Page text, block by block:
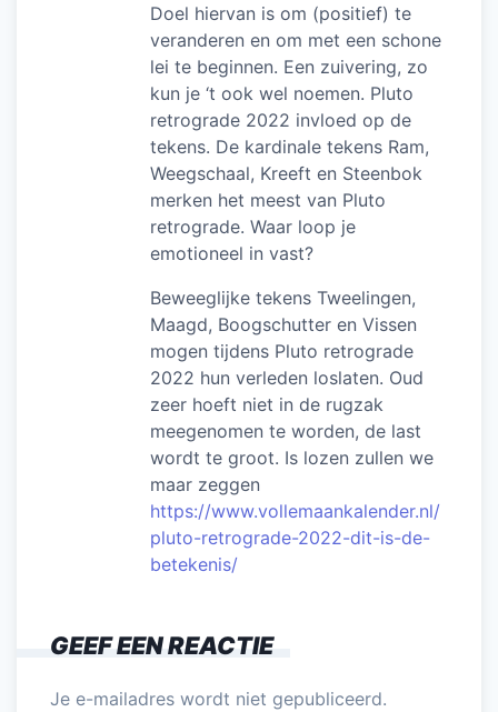
Doel hiervan is om (positief) te
veranderen en om met een schone
lei te beginnen. Een zuivering, zo
kun je ‘t ook wel noemen. Pluto
retrograde 2022 invloed op de
tekens. De kardinale tekens Ram,
Weegschaal, Kreeft en Steenbok
merken het meest van Pluto
retrograde. Waar loop je
emotioneel in vast?
Beweeglijke tekens Tweelingen,
Maagd, Boogschutter en Vissen
mogen tijdens Pluto retrograde
2022 hun verleden loslaten. Oud
zeer hoeft niet in de rugzak
meegenomen te worden, de last
wordt te groot. Is lozen zullen we
maar zeggen
https://www.vollemaankalender.nl/
pluto-retrograde-2022-dit-is-de-
betekenis/
GEEF EEN REACTIE
Je e-mailadres wordt niet gepubliceerd.